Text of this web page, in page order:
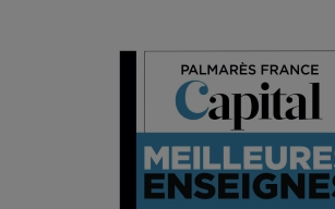
vie.
Découvrez notre collection de nappes
table une touche de chaleur et d’élégance.
conçues pour embellir chaque